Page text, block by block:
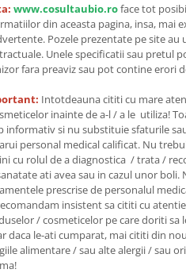
carnea
compoturi
www.cosultaubio.roface tot
din aceasta pagina, insa, mai
Pozele prezentate pe site
Unele specificatii sau pretul
fara preaviz sau pot contine erori
Intotdeauna cititi cu mare
inainte de a-l / a le utiliza!
informativ si nu substituie sfaturile
personal medical calificat. Nu
cu rolul de a diagnostica / trata /
ati avea sau in cazul unor
prescrise de personalul
insistent sa cititi cu
/ cosmeticelor pe care doriti sa
daca le-ati cumparat, mai cititi din
alimentare / sau alte alergii / sau